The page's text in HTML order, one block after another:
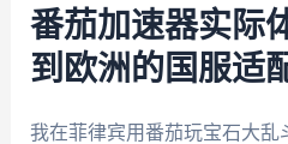
番茄加速器实际
到欧洲的国服适
我在菲律宾用番茄玩宝石大乱